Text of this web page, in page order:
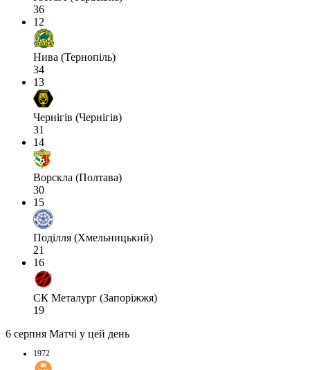
36
12
Нива (Тернопіль)
34
13
Чернігів (Чернігів)
31
14
Ворскла (Полтава)
30
15
Поділля (Хмельницький)
21
16
СК Металург (Запоріжжя)
19
6 серпня Матчі у цей день
1972